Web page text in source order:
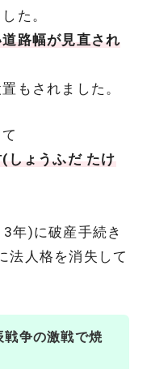
た。
路幅が見直され
もされました。
しょうふだ たけ
年)に破産手続き
法人格を消失して
戦争の激戦で焼